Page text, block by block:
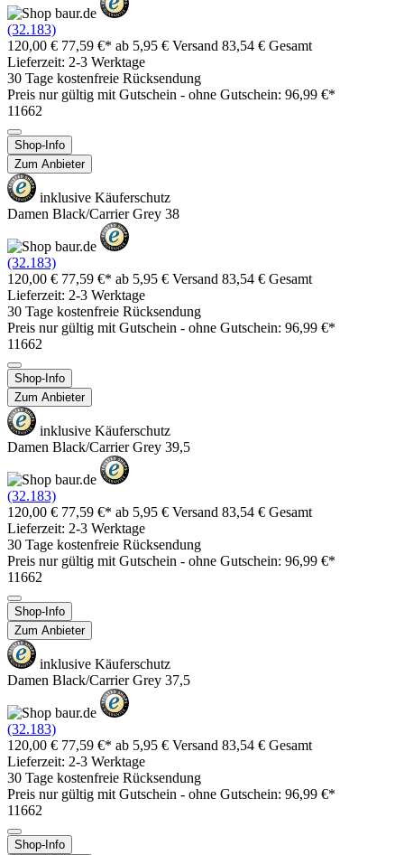
(32.183)
120,00 € 77,59 €* ab 5,95 € Versand 83,54 € Gesamt
Lieferzeit: 2-3 Werktage
30 Tage kostenfreie Rücksendung
Preis nur gültig mit Gutschein - ohne Gutschein: 96,99 €*
11662
Shop-Info
Zum Anbieter
inklusive Käuferschutz
Damen Black/Carrier Grey 38
(32.183)
120,00 € 77,59 €* ab 5,95 € Versand 83,54 € Gesamt
Lieferzeit: 2-3 Werktage
30 Tage kostenfreie Rücksendung
Preis nur gültig mit Gutschein - ohne Gutschein: 96,99 €*
11662
Shop-Info
Zum Anbieter
inklusive Käuferschutz
Damen Black/Carrier Grey 39,5
(32.183)
120,00 € 77,59 €* ab 5,95 € Versand 83,54 € Gesamt
Lieferzeit: 2-3 Werktage
30 Tage kostenfreie Rücksendung
Preis nur gültig mit Gutschein - ohne Gutschein: 96,99 €*
11662
Shop-Info
Zum Anbieter
inklusive Käuferschutz
Damen Black/Carrier Grey 37,5
(32.183)
120,00 € 77,59 €* ab 5,95 € Versand 83,54 € Gesamt
Lieferzeit: 2-3 Werktage
30 Tage kostenfreie Rücksendung
Preis nur gültig mit Gutschein - ohne Gutschein: 96,99 €*
11662
Shop-Info